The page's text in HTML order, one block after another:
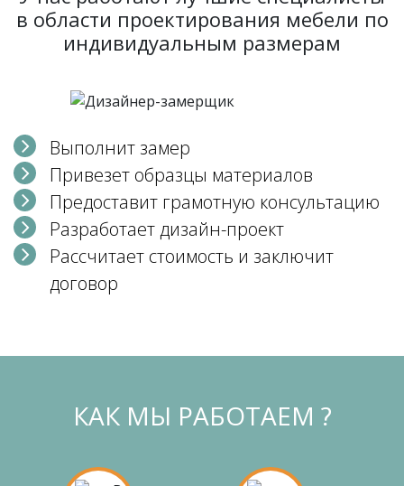
в области проектирования мебели по
индивидуальным размерам
Выполнит замер
Привезет образцы материалов
Предоставит грамотную консультацию
Разработает дизайн-проект
Рассчитает стоимость и заключит
договор
КАК МЫ РАБОТАЕМ ?